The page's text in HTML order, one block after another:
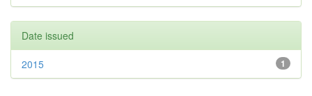
Date issued
1
2015